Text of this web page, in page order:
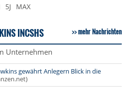
5J MAX
INCSHS mehr Nachrichten
Unternehmen
gewährt Anlegern Blick in die